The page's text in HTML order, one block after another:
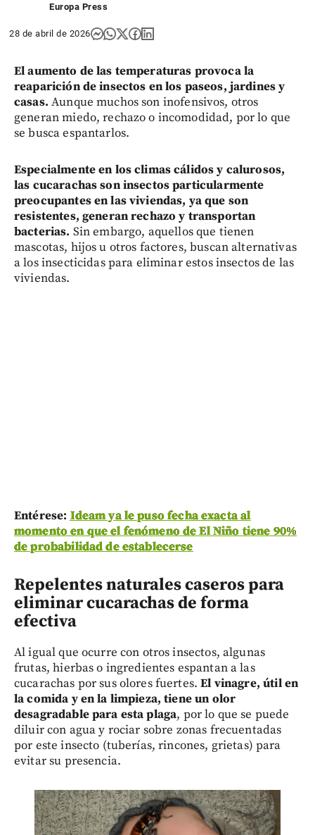
Europa Press
28 de abril de 2026
El aumento de las temperaturas provoca la
reaparición de insectos en los paseos, jardines y
casas. Aunque muchos son inofensivos, otros
generan miedo, rechazo o incomodidad, por lo que
se busca espantarlos.
Especialmente en los climas cálidos y calurosos,
las cucarachas son insectos particularmente
preocupantes en las viviendas, ya que son
resistentes, generan rechazo y transportan
bacterias. Sin embargo, aquellos que tienen
mascotas, hijos u otros factores, buscan alternativas
a los insecticidas para eliminar estos insectos de las
viviendas.
Entérese: Ideam ya le puso fecha exacta al
momento en que el fenómeno de El Niño tiene 90%
de probabilidad de establecerse
Repelentes naturales caseros para
eliminar cucarachas de forma
efectiva
Al igual que ocurre con otros insectos, algunas
frutas, hierbas o ingredientes espantan a las
cucarachas por sus olores fuertes.El vinagre, útil en
la comida y en la limpieza, tiene un olor
desagradable para esta plaga, por lo que se puede
diluir con agua y rociar sobre zonas frecuentadas
por este insecto (tuberías, rincones, grietas) para
evitar su presencia.